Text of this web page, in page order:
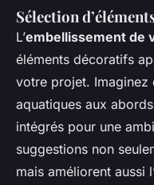
Sélection
L’embellissement de
éléments décoratifs
votre projet. Imaginez
aquatiques aux
intégrés pour une
suggestions non
mais améliorent aussi